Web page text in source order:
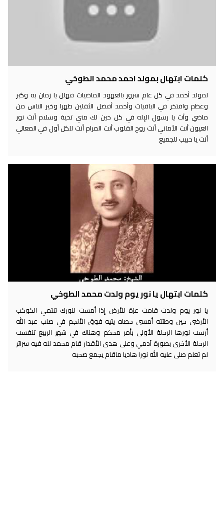
كلمات ابتهال بمولد احمد محمد الطوخي
لمولد أحمد في كل عام سرور بالعهود الماضيات فهلل يا زمان به وكبر
وعظم وافتخر في الباقيات وأحمد أفضل الثقلين طهرا وخير الناس من
ماضي وآت يا رسول الإله في كل حين لك مني تحية وسلام أنت نور
العيون أنت الأماني أنت روح القلوب أنت المرام أنت للكل أول في المعالي
أنت يا حبيب للجميع
كلمات ابتهال يا نور يوم ولدت محمد الطوخي
يا نور يوم ولدت قامت عزة للأرض إذا أمست لنورك تنتمي الكوكب
الأرضي حين وطئته أمسى حصاه يتيه فوق الأنجم في صلب عبد الله
أرست نورها الرحلة الأولى بأمر محكم وهناك في شهر الربيع تنفست
الرحلة الأخرى بصورة آدمي وعلى هدى الأقدار قام محمد لله فيه سرائر
لم تعلم صلى عليه الله نورا هاديا ماقام يجمع صحبه